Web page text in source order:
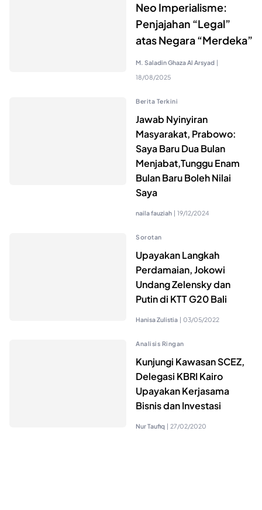
Neo Imperialisme:
Penjajahan “Legal”
atas Negara “Merdeka”
M. Saladin Ghaza Al Arsyad |
18/08/2025
Berita Terkini
Jawab Nyinyiran
Masyarakat, Prabowo:
Saya Baru Dua Bulan
Menjabat,Tunggu Enam
Bulan Baru Boleh Nilai
Saya
naila fauziah | 19/12/2024
Sorotan
Upayakan Langkah
Perdamaian, Jokowi
Undang Zelensky dan
Putin di KTT G20 Bali
Hanisa Zulistia | 03/05/2022
Analisis Ringan
Kunjungi Kawasan SCEZ,
Delegasi KBRI Kairo
Upayakan Kerjasama
Bisnis dan Investasi
Nur Taufiq | 27/02/2020